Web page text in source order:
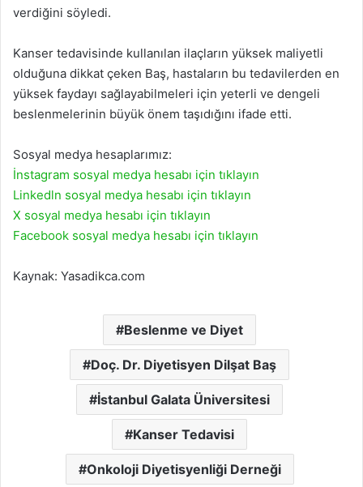
verdiğini söyledi.
Kanser tedavisinde kullanılan ilaçların yüksek maliyetli
olduğuna dikkat çeken Baş, hastaların bu tedavilerden en
yüksek faydayı sağlayabilmeleri için yeterli ve dengeli
beslenmelerinin büyük önem taşıdığını ifade etti.
Sosyal medya hesaplarımız:
İnstagram sosyal medya hesabı için tıklayın
Linkedln sosyal medya hesabı için tıklayın
X sosyal medya hesabı için tıklayın
Facebook sosyal medya hesabı için tıklayın
Kaynak: Yasadikca.com
Beslenme ve Diyet
Doç. Dr. Diyetisyen Dilşat Baş
İstanbul Galata Üniversitesi
Kanser Tedavisi
Onkoloji Diyetisyenliği Derneği